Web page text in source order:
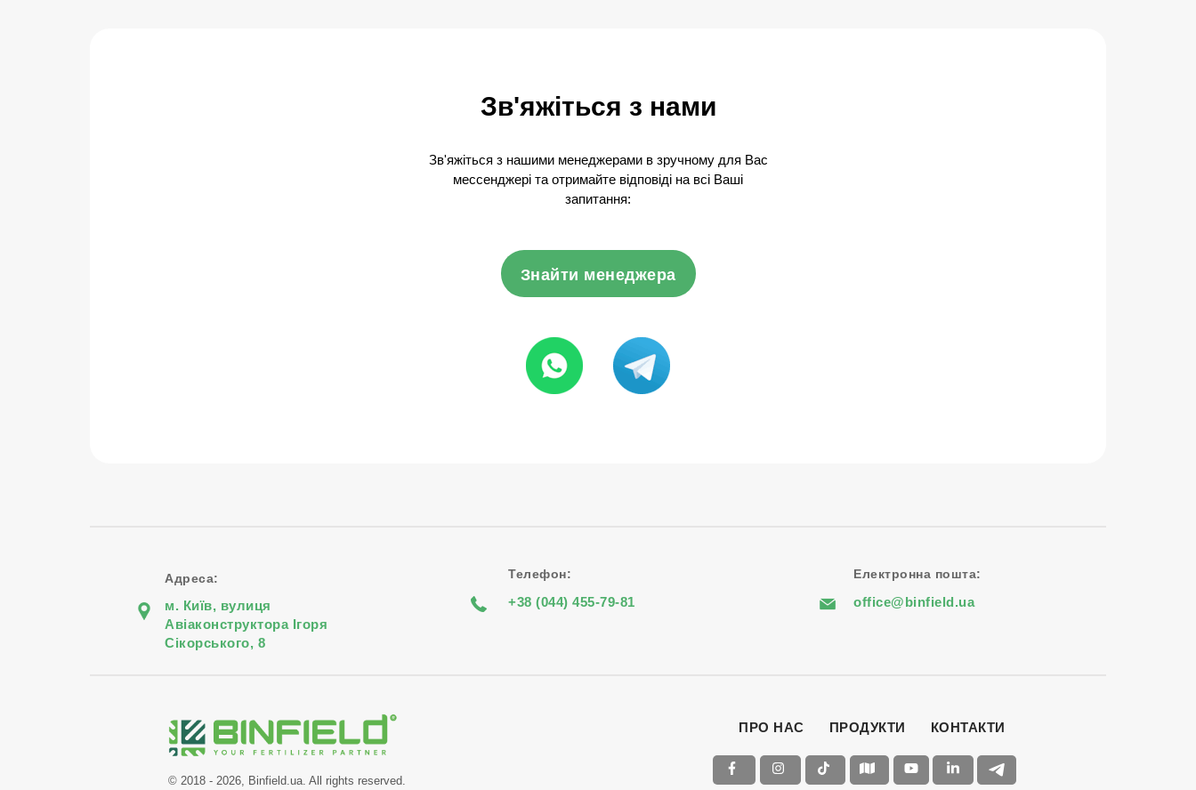
Зв'яжіться з нами
Зв'яжіться з нашими менеджерами в зручному для Вас
мессенджері та отримайте відповіді на всі Ваші
запитання:
Знайти менеджера
Адреса:
м. Київ, вулиця
Авіаконструктора Iгоря
Сiкорського, 8
Телефон:
+38 (044) 455-79-81
Електронна пошта:
office@binfield.ua
© 2018 - 2026, Binfield.ua. All rights reserved.
ПРО НАС ПРОДУКТИ КОНТАКТИ